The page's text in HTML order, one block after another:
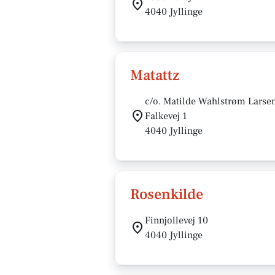
4040 Jyllinge
Matattz
c/o. Matilde Wahlstrøm
Falkevej 1
4040 Jyllinge
Rosenkilde
Finnjollevej 10
4040 Jyllinge